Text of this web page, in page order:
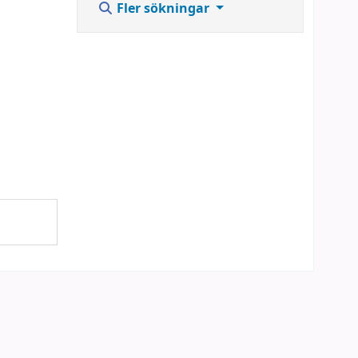
Fler sökningar